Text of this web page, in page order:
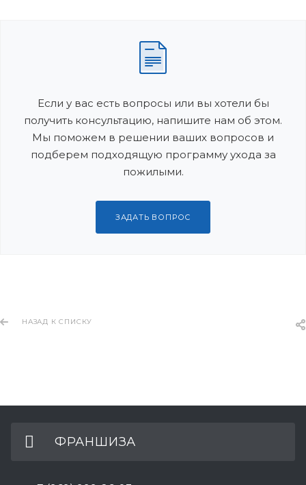
Если у вас есть вопросы или вы хотели бы
получить консультацию, напишите нам об этом.
Мы поможем в решении ваших вопросов и
подберем подходящую программу ухода за
пожилыми.
ЗАДАТЬ ВОПРОС
НАЗАД К СПИСКУ
ФРАНШИЗА